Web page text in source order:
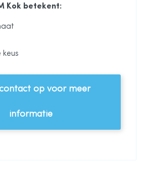
Kok betekent:
op voor meer
informatie